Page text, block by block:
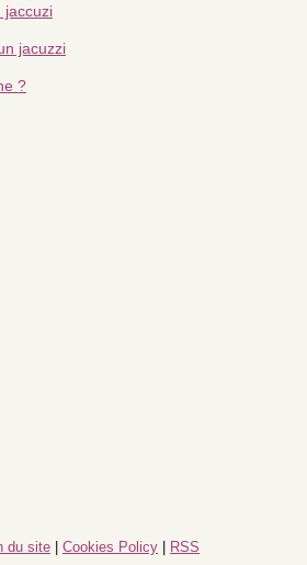
jaccuzi
jacuzzi
?
du site Cookies Policy
RSS